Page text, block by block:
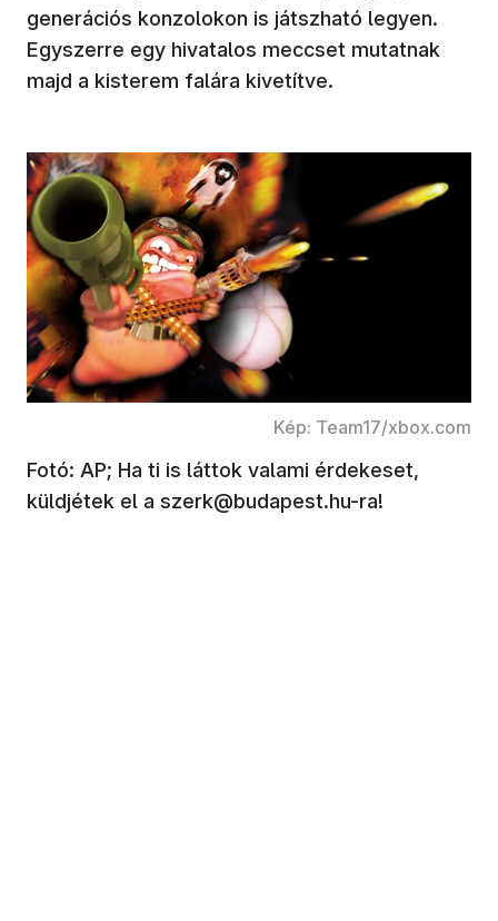
generációs konzolokon is játszható legyen.
Egyszerre egy hivatalos meccset mutatnak
majd a kisterem falára kivetítve.
Kép: Team17/xbox.com
Fotó: AP; Ha ti is láttok valami érdekeset,
küldjétek el a szerk@budapest.hu-ra!